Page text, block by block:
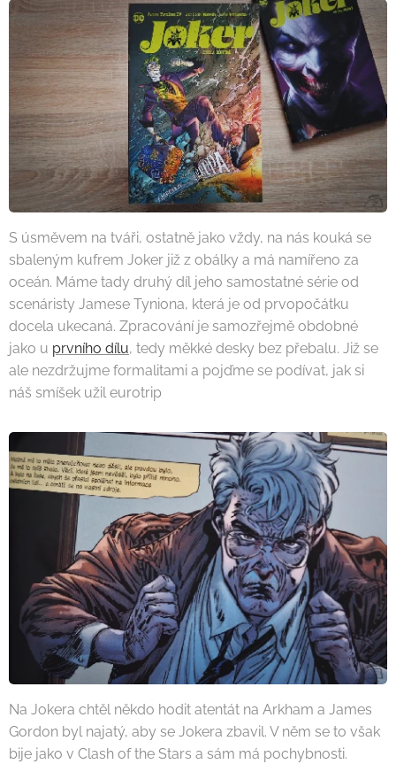
S úsměvem na tváři, ostatně jako vždy, na nás kouká se
sbaleným kufrem Joker již z obálky a má namířeno za
oceán. Máme tady druhý díl jeho samostatné série od
scenáristy Jamese Tyniona, která je od prvopočátku
docela ukecaná. Zpracování je samozřejmě obdobné
jako u prvního dílu, tedy měkké desky bez přebalu. Již se
ale nezdržujme formalitami a pojďme se podívat, jak si
náš smíšek užil eurotrip
Na Jokera chtěl někdo hodit atentát na Arkham a James
Gordon byl najatý, aby se Jokera zbavil. V něm se to však
bije jako v Clash of the Stars a sám má pochybnosti.